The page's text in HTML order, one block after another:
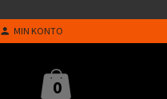
MIN KONTO
0